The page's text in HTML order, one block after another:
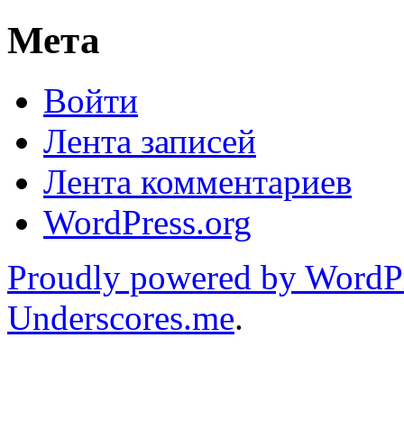
Мета
Войти
Лента записей
Лента комментариев
WordPress.org
Proudly powered by
Underscores.me.